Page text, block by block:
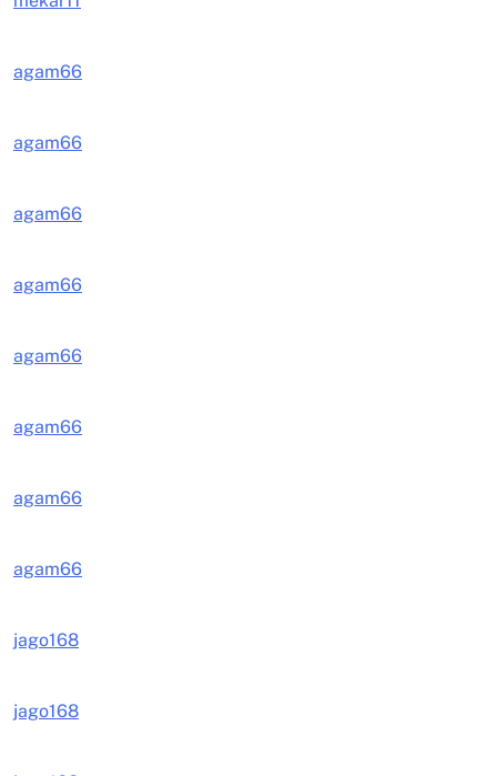
agam66
agam66
agam66
agam66
agam66
agam66
agam66
agam66
jago168
jago168